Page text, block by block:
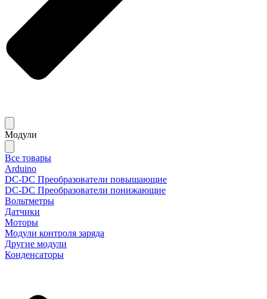
Модули
Все товары
Arduino
DC-DC Преобразователи повышающие
DC-DC Преобразователи понижающие
Вольтметры
Датчики
Моторы
Модули контроля заряда
Другие модули
Конденсаторы